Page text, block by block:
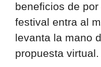
beneficios de
festival entra al
levanta la mano
propuesta virtual.